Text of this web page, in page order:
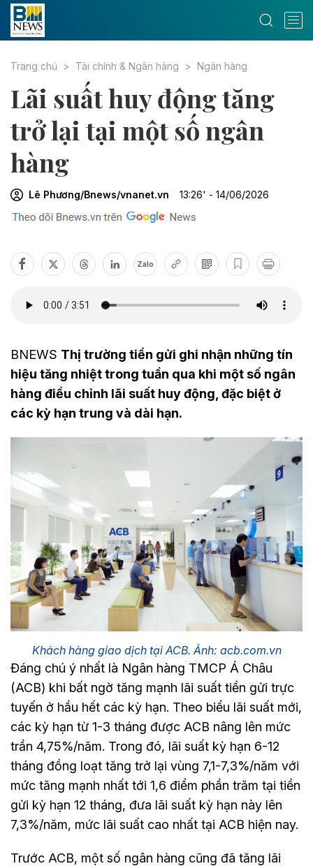
Trang chủ Tài chính & Ngân hàng Ngân hàng
Lãi suất huy động tăng
trở lại tại một số ngân
hàng
Lê Phương/Bnews/vnanet.vn 13:26' - 14/06/2026
Zalo
BNEWS Thị trường tiền gửi ghi nhận những tín
hiệu tăng nhiệt trong tuần qua khi một số ngân
hàng điều chỉnh lãi suất huy động, đặc biệt ở
các kỳ hạn trung và dài hạn.
Khách hàng giao dịch tại ACB. Ảnh: acb.com.vn
Đáng chú ý nhất là Ngân hàng TMCP Á Châu
(ACB) khi bất ngờ tăng mạnh lãi suất tiền gửi trực
tuyến ở hầu hết các kỳ hạn. Theo biểu lãi suất mới,
các kỳ hạn từ 1-3 tháng được ACB nâng lên mức
trần 4,75%/năm. Trong đó, lãi suất kỳ hạn 6-12
tháng đồng loạt tăng trở lại vùng 7,1-7,3%/năm với
mức tăng mạnh nhất tới 1,6 điểm phần trăm tại tiền
gửi kỳ hạn 12 tháng, đưa lãi suất kỳ hạn này lên
7,3%/năm, mức lãi suất cao nhất tại ACB hiện nay.
Trước ACB, một số ngân hàng cũng đã tăng lãi